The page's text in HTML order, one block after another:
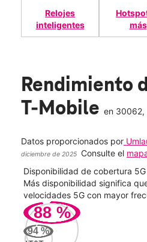
Relojes
inteligentes
más
Rendimiento
T-Mobile en 30062,
Datos proporcionados por
diciembre de 2025
Consulte el
Disponibilidad de cobertura 5G
Más disponibilidad significa
velocidades 5G con mayor
88 %
94 %